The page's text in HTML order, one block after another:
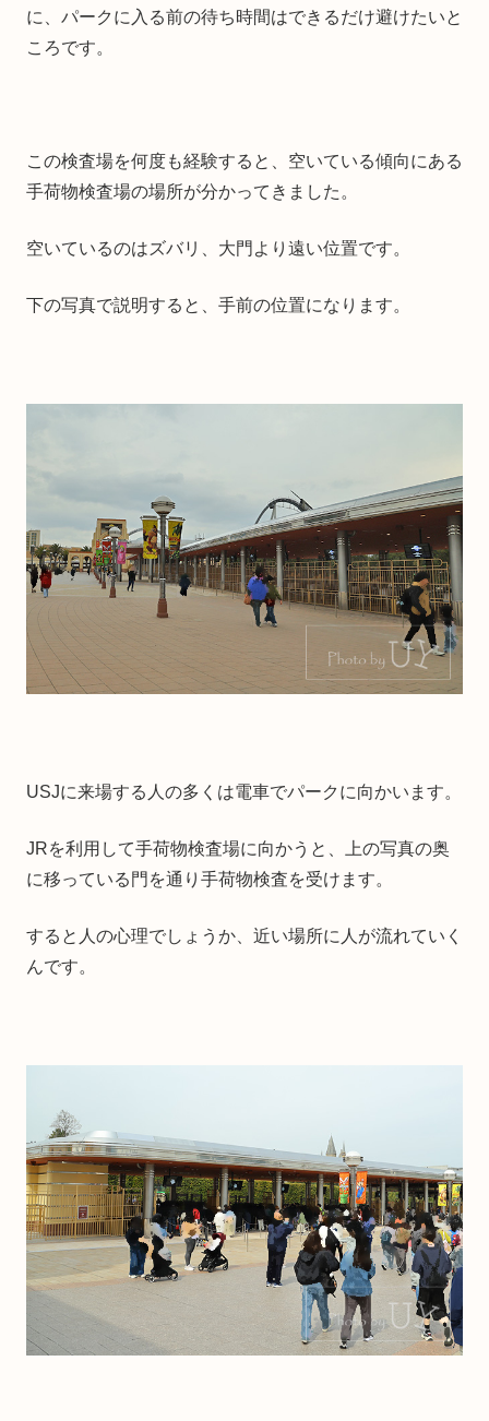
に、パークに入る前の待ち時間はできるだけ避けたいと
ころです。
この検査場を何度も経験すると、空いている傾向にある
手荷物検査場の場所が分かってきました。
空いているのはズバリ、大門より遠い位置です。
下の写真で説明すると、手前の位置になります。
USJに来場する人の多くは電車でパークに向かいます。
JRを利用して手荷物検査場に向かうと、上の写真の奥
に移っている門を通り手荷物検査を受けます。
すると人の心理でしょうか、近い場所に人が流れていく
んです。